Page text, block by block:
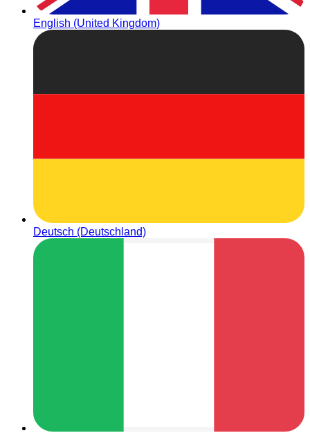
English (United Kingdom)
Deutsch (Deutschland)